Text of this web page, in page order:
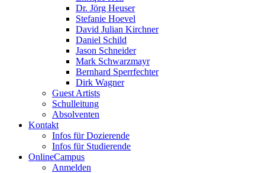
Dr. Jörg Heuser
Stefanie Hoevel
David Julian Kirchner
Daniel Schild
Jason Schneider
Mark Schwarzmayr
Bernhard Sperrfechter
Dirk Wagner
Guest Artists
Schulleitung
Absolventen
Kontakt
Infos für Dozierende
Infos für Studierende
OnlineCampus
Anmelden